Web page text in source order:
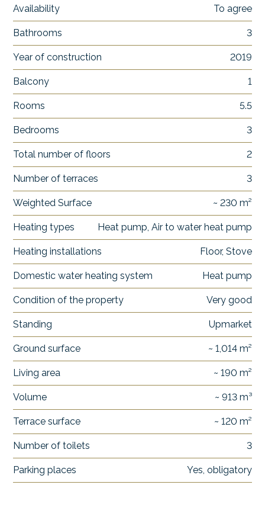
Availability To agree
Bathrooms 3
Year of construction 2019
Balcony 1
Rooms 5.5
Bedrooms 3
Total number of floors 2
Number of terraces 3
Weighted Surface ~ 230 m²
Heating types Heat pump, Air to water heat pump
Heating installations Floor, Stove
Domestic water heating system Heat pump
Condition of the property Very good
Standing Upmarket
Ground surface ~ 1,014 m²
Living area ~ 190 m²
Volume ~ 913 m³
Terrace surface ~ 120 m²
Number of toilets 3
Parking places Yes, obligatory